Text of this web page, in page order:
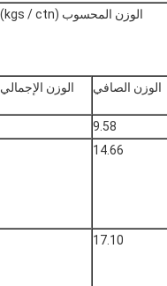
الوزن المحسوب (kgs / ctn)
الوزن الصافي الوزن الإجمالي
9.58
14.66
17.10